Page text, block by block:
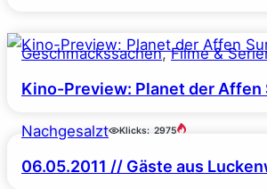
Geschmackssachen, Filme &
Kino-Preview: Planet der Affen
Nachgesalzt Klicks: 2975
06.05.2011 // Gäste aus